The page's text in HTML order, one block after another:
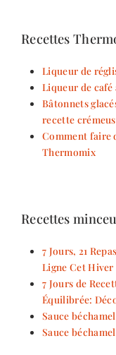
Recettes
Liqueur de
Liqueur de
Bâtonnets
recette
Comment faire
Thermomix
Recettes
7 Jours, 21
Ligne Cet Hiver
7 Jours de
Équilibrée:
Sauce
Sauce